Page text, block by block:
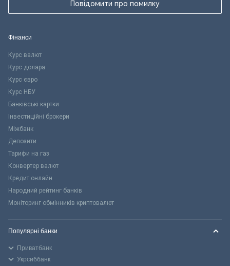
Повідомити про помилку
Фінанси
Курс валют
Курс долара
Курс євро
Курс НБУ
Банківські картки
Інвестиційні брокери
Міжбанк
Депозити
Тарифи на газ
Конвертер валют
Кредит онлайн
Народний рейтинг банків
Моніторинг обмінників криптовалют
Популярні банки
Приватбанк
Укрсиббанк